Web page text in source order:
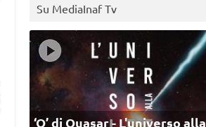
Su MediaInaf Tv
‘Q’ di Quasar - L'universo alla